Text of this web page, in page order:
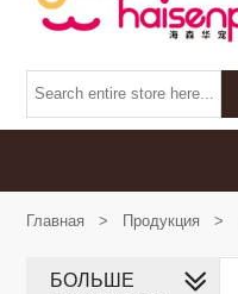
Главная > Продукция >
БОЛЬШЕ